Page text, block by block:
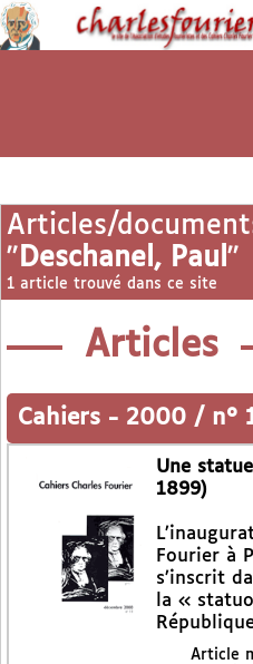
Articles/
" Deschanel, Paul "
1 article trouvé dans ce site
Articles
Cahiers - 2000 / n°
Une
1899)
Fourier à
s’inscrit
la «
Article